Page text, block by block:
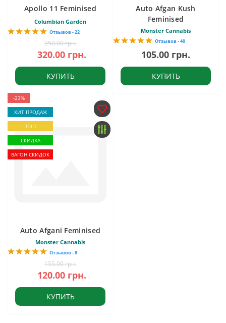
Apollo 11 Feminised
Columbian Garden
Отзывов - 22
350.00 грн.
320.00 грн.
КУПИТЬ
Auto Afgan Kush
Feminised
Monster Cannabis
Отзывов - 40
105.00 грн.
КУПИТЬ
-23%
ХИТ ПРОДАЖ
ТОП
СКИДКА
ВАГОН СКИДОК
Auto Afgani Feminised
Monster Cannabis
Отзывов - 8
155.00 грн.
120.00 грн.
КУПИТЬ